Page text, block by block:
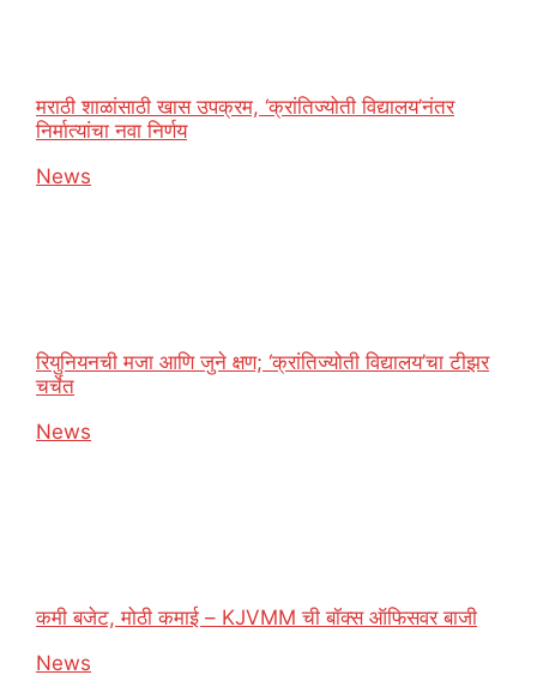
मराठी शाळांसाठी खास उपक्रम, ‘क्रांतिज्योती विद्यालय’नंतर
निर्मात्यांचा नवा निर्णय
In relation to
News
रियुनियनची मजा आणि जुने क्षण; ‘क्रांतिज्योती विद्यालय’चा टीझर
चर्चेत
In relation to
News
कमी बजेट, मोठी कमाई – KJVMM ची बॉक्स ऑफिसवर बाजी
In relation to
News